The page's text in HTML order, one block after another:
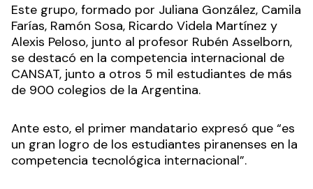
Este grupo, formado por Juliana González, Camila
Farías, Ramón Sosa, Ricardo Videla Martínez y
Alexis Peloso, junto al profesor Rubén Asselborn,
se destacó en la competencia internacional de
CANSAT, junto a otros 5 mil estudiantes de más
de 900 colegios de la Argentina.
Ante esto, el primer mandatario expresó que “es
un gran logro de los estudiantes piranenses en la
competencia tecnológica internacional”.